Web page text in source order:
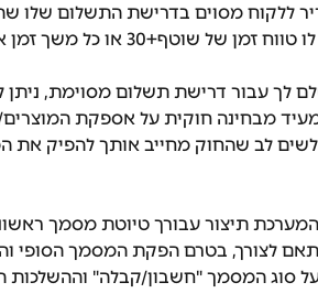
ללקוח מסוים בדרישת התשלום שלו
או כל משך זמן אחר, בהתאם לסיכום המיוחד עימו.
לך עבור דרישת תשלום מסוימת, ניתן
מבחינה חוקית על אספקת
לב שהחוק מחייב אותך להפיק
תיצור עבורך טיוטת מסמך
לצורך, בטרם הפקת המסמך הסופי
סוג המסמך "חשבון/קבלה" וההשלכות